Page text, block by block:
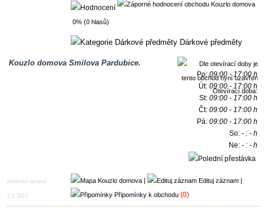
0% (0 hlasů)
Dárkové předměty
Kouzlo domova Smilova Pardubice.
Otevírací doba:
Po:09:00 - 17:00 h
Út:09:00 - 17:00 h
St:09:00 - 17:00 h
Čt:09:00 - 17:00 h
Pá:09:00 - 17:00 h
So:- : - h
Ne:- : - h
poslední úprava
3.2.2023
| Edituj záznam|
Připomínky k obchodu (0)